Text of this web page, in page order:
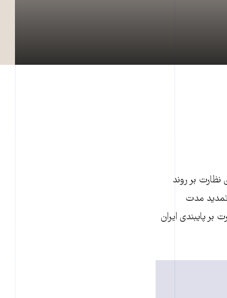
بر روند
تمدید مدت
برای نظارت بر پایبندی ایران